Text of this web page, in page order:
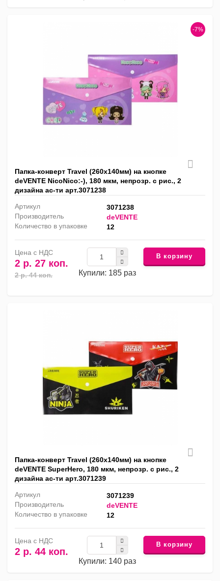
-7%
Папка-конверт Travel (260x140мм) на кнопке
deVENTE NicoNico:-), 180 мкм, непрозр. с рис., 2
дизайна ас-ти арт.3071238
Артикул
3071238
Производитель
deVENTE
Количество в упаковке
12
Цена с НДС
2 р. 27 коп.
2 р. 44 коп. Купили: 185 раз
В корзину
Папка-конверт Travel (260x140мм) на кнопке
deVENTE SuperHero, 180 мкм, непрозр. с рис., 2
дизайна ас-ти арт.3071239
Артикул
3071239
Производитель
deVENTE
Количество в упаковке
12
Цена с НДС
2 р. 44 коп.
Купили: 140 раз
В корзину